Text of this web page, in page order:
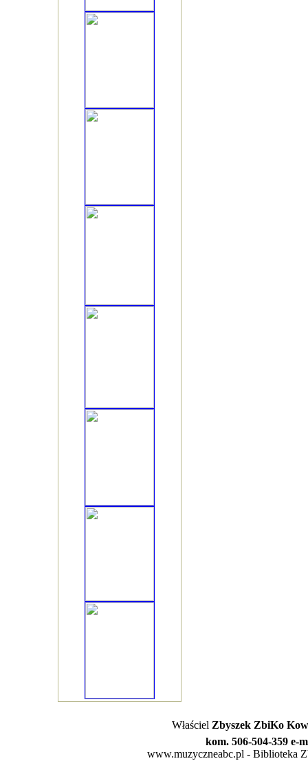
Właściel Zbyszek ZbiKo
kom. 506-504-359 e-
www.muzyczneabc.pl - Biblioteka